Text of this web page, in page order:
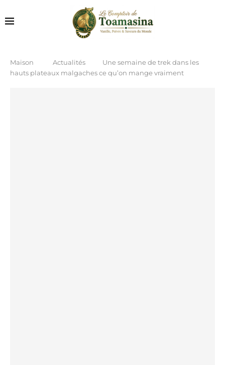
Maison Actualités
Une semaine de trek dans les
hauts plateaux malgaches ce qu’on mange vraiment